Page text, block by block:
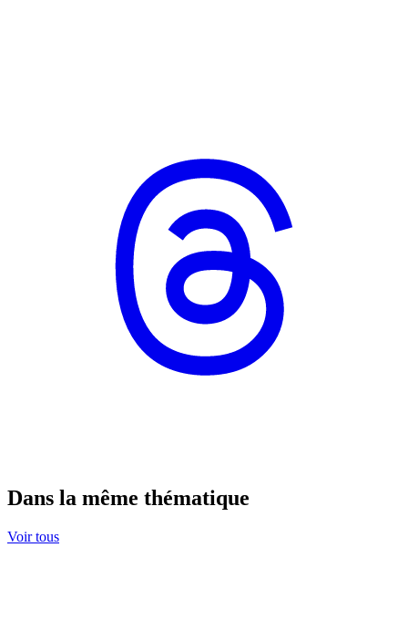
Dans la même thématique
Voir tous